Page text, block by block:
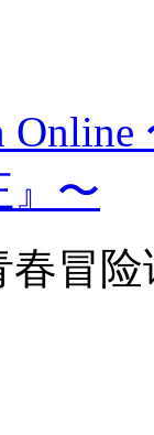
』〜
冒险